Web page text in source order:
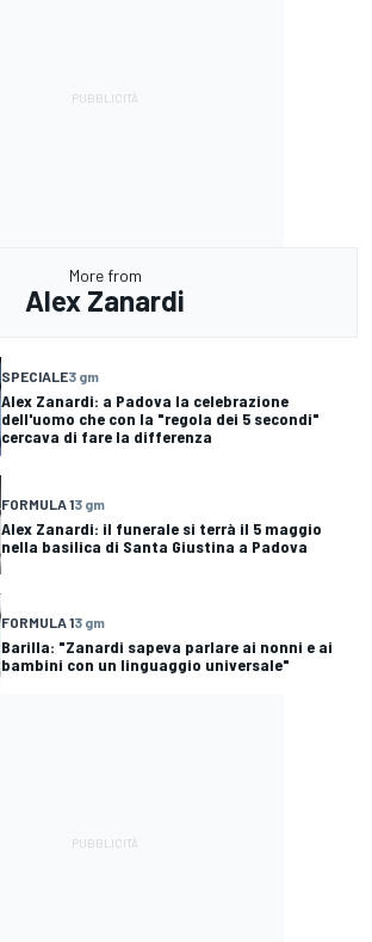
More from
Alex Zanardi
SPECIALE3 gm
Alex Zanardi: a Padova la celebrazione
dell'uomo che con la "regola dei 5 secondi"
cercava di fare la differenza
FORMULA 13 gm
Alex Zanardi: il funerale si terrà il 5 maggio
nella basilica di Santa Giustina a Padova
FORMULA 13 gm
Barilla: "Zanardi sapeva parlare ai nonni e ai
bambini con un linguaggio universale"